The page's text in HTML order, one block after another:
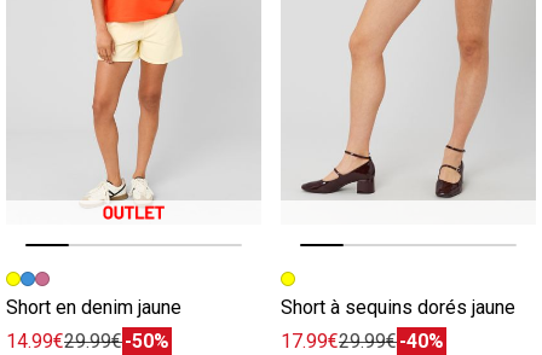
Image précédente
Image suivante
Short en denim jaune
14.99€29.99€-50%
Image précédente
Image suivante
Short à sequins dorés jaune
17.99€29.99€-40%